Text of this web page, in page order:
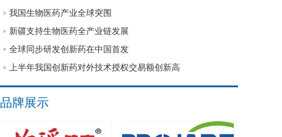
我国生物医药产业全球突围
新疆支持生物医药全产业链发展
全球同步研发创新药在中国首发
上半年我国创新药对外技术授权交易额创新高
品牌展示